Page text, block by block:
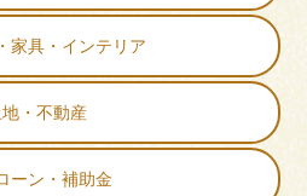
家具・インテリア
地・不動産
ーン・補助金